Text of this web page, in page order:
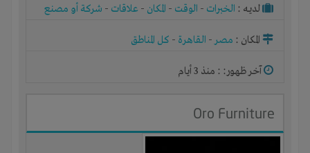
لديـه : الخبرات - الوقت - المكان - علاقات - شركة أو مصنع
المكان : مصر- القاهرة - كل المناطق
آخر ظهور: : منذ 3 أيام
Oro Furniture